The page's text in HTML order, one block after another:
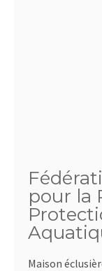
pour la
Maison